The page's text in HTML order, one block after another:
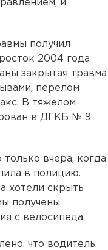
и
получил
2004 года
закрытая травма
перелом
В тяжелом
в ДГКБ № 9
вчера, когда
в полицию.
хотели скрыть
получены
с велосипеда.
что водитель,